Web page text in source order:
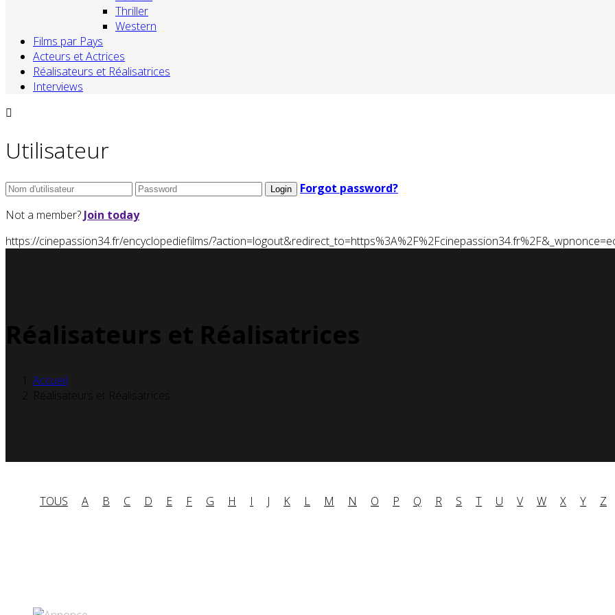
Thriller
Western
Films par Pays
Acteurs et Actrices
Réalisateurs et Réalisatrices
Interviews
Utilisateur
Forgot password?
Not a member? Join today
https://cinepassion34.fr/encyclopediefilms/
Réalisateurs et Réalisatrices
Accueil
Réalisateurs et Réalisatrices
TOUS A B C D E F G H I J K L M N O P Q R S T U V W X Y Z